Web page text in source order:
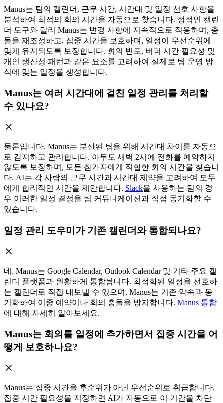
Manus는 팀의 캘린더, 근무 시간, 시간대 및 일정 선호 사항을
분석하여 최적의 회의 시간을 자동으로 찾습니다. 정적인 캘린
더 도구와 달리 Manus는 변경 사항에 지속적으로 적응하며, 충
돌을 재조정하고, 집중 시간을 보호하며, 일정이 우선순위에
맞게 유지되도록 보장합니다. 회의 빈도, 버퍼 시간 필요성 및
개인 생산성 패턴과 같은 요소를 고려하여 실제로 팀 운영 방
식에 맞는 일정을 생성합니다.
Manus는 여러 시간대에 걸친 일정 관리를 처리할
수 있나요?
물론입니다. Manus는 분산된 팀을 위해 시간대 차이를 자동으
로 감지하고 관리합니다. 아무도 새벽 2시에 전화를 예약하지
않도록 보장하며, 모든 참가자에게 적합한 회의 시간을 찾습니
다. AI는 각 사람의 근무 시간과 시간대 제약을 고려하여 모두
에게 합리적인 시간을 제안합니다. Slack을 사용하는 팀의 경
우 이러한 일정 결정을 팀 커뮤니케이션과 직접 동기화할 수
있습니다.
일정 관리 도우미가 기존 캘린더와 통합되나요?
네. Manus는 Google Calendar, Outlook Calendar 및 기타 주요 캘
린더 플랫폼과 원활하게 통합됩니다. 최적화된 일정을 선호하
는 캘린더로 직접 내보낼 수 있으며, Manus는 기존 약속과 동
기화하여 이중 예약이나 회의 충돌을 방지합니다. Manus 통합
에 대해 자세히 알아보세요.
Manus는 회의를 일정에 추가하면서 집중 시간을 어
떻게 보호하나요?
Manus는 집중 시간을 후순위가 아닌 우선순위로 취급합니다.
집중 시간 필요성을 지정하면 AI가 자동으로 이 기간을 차단